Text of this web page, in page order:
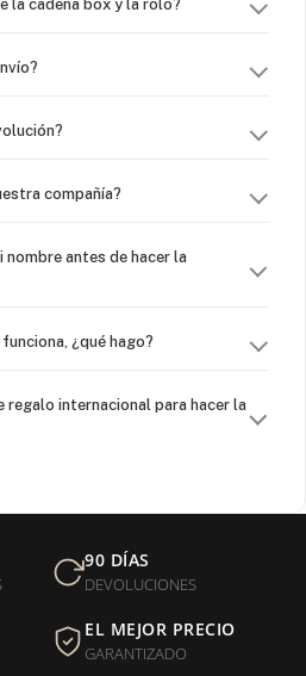
la cadena box y la rolo?
compañía?
nombre antes de hacer la
¿qué hago?
regalo internacional para hacer la
¿qué hago para que sea
níquel?
90 DÍAS
DEVOLUCIONES
EL MEJOR PRECIO
GARANTIZADO